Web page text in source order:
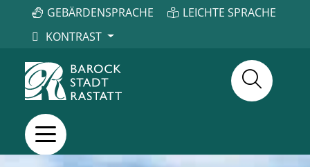
GEBÄRDENSPRACHE
LEICHTE SPRACHE
KONTRAST